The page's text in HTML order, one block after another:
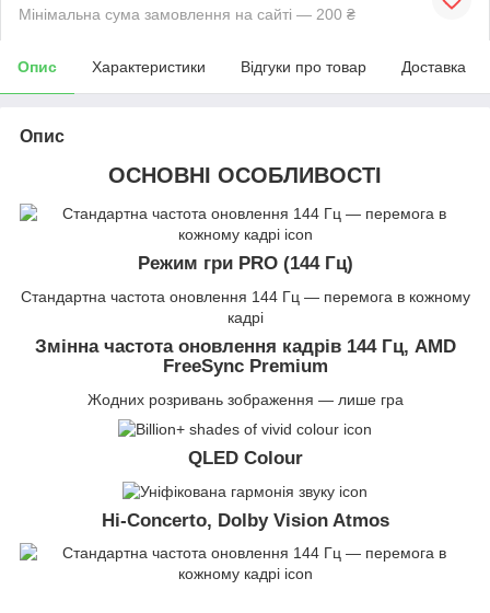
Мінімальна сума замовлення на сайті — 200 ₴
Опис Характеристики Відгуки про товар Доставка
Опис
ОСНОВНІ ОСОБЛИВОСТІ
Режим гри PRO (144 Гц)
Стандартна частота оновлення 144 Гц — перемога в кожному
кадрі
Змінна частота оновлення кадрів 144 Гц, AMD
FreeSync Premium
Жодних розривань зображення — лише гра
QLED Colour
Hi-Concerto, Dolby Vision Atmos